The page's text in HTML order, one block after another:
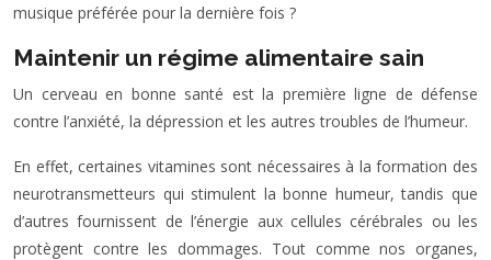
musique préférée pour la dernière fois ?
Maintenir un régime alimentaire sain
Un cerveau en bonne santé est la première ligne de défense
contre l’anxiété, la dépression et les autres troubles de l’humeur.
En effet, certaines vitamines sont nécessaires à la formation des
neurotransmetteurs qui stimulent la bonne humeur, tandis que
d’autres fournissent de l’énergie aux cellules cérébrales ou les
protègent contre les dommages. Tout comme nos organes,